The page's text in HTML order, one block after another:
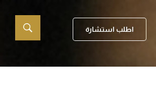
اطلب استشارة